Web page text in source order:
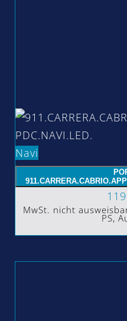
Navi
MwSt. nicht
PS,